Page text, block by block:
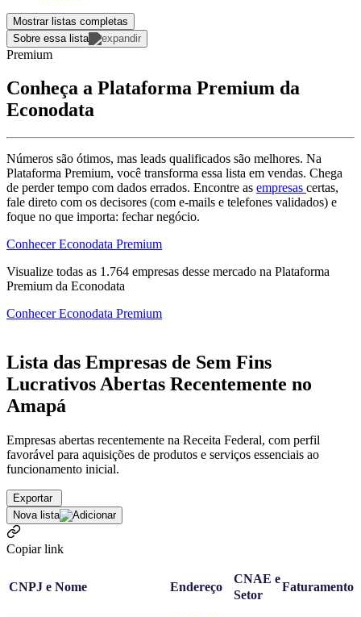
Mostrar listas completas
Sobre essa lista
Premium
Conheça a Plataforma Premium da
Econodata
Números são ótimos, mas leads qualificados são melhores. Na
Plataforma Premium, você transforma essa lista em vendas. Chega
de perder tempo com dados errados. Encontre as empresas certas,
fale direto com os decisores (com e-mails e telefones validados) e
foque no que importa: fechar negócio.
Conhecer Econodata Premium
Visualize todas as 1.764 empresas desse mercado na Plataforma
Premium da Econodata
Conhecer Econodata Premium
Lista das Empresas de Sem Fins
Lucrativos Abertas Recentemente no
Amapá
Empresas abertas recentemente na Receita Federal, com perfil
favorável para aquisições de produtos e serviços essenciais ao
funcionamento inicial.
Exportar
Nova lista
Copiar link
CNPJ e Nome Endereço
CNAE e
Setor
Faturamento